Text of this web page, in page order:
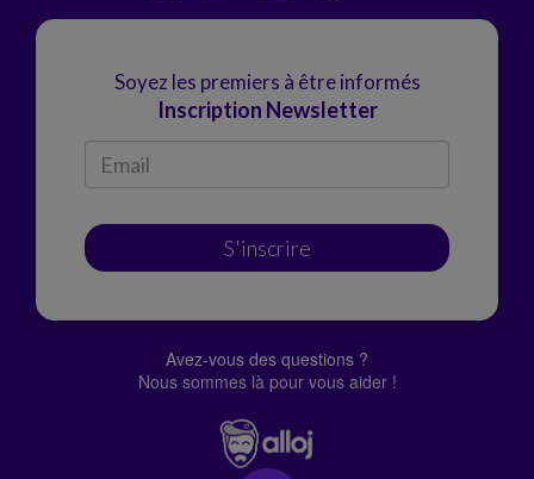
Soyez les premiers à être informés
Inscription Newsletter
S'inscrire
Avez-vous des questions ?
Nous sommes là pour vous aider !